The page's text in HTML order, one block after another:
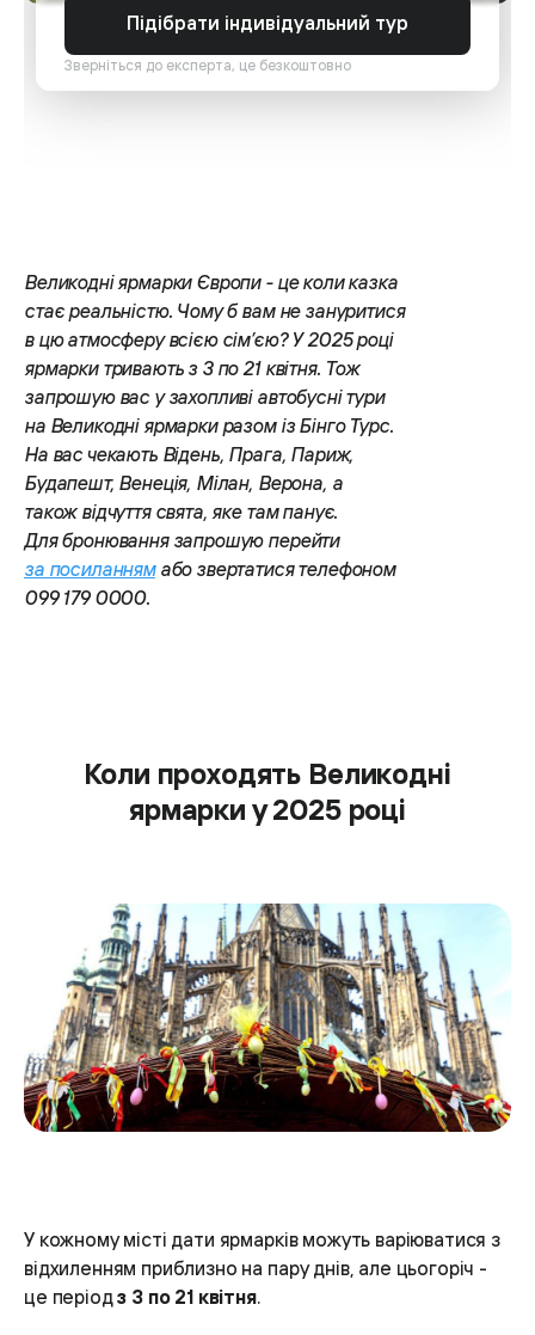
Підібрати індивідуальний тур
Зверніться до експерта, це безкоштовно
Великодні ярмарки Європи - це коли казка
стає реальністю. Чому б вам не зануритися
в цю атмосферу всією сім’єю? У 2025 році
ярмарки тривають з 3 по 21 квітня. Тож
запрошую вас у захопливі автобусні тури
на Великодні ярмарки разом із Бінго Турс.
На вас чекають Відень, Прага, Париж,
Будапешт, Венеція, Мілан, Верона, а
також відчуття свята, яке там панує.
Для бронювання запрошую перейти
за посиланнямабо звертатися телефоном
099 179 0000.
Коли проходять Великодні
ярмарки у 2025 році
У кожному місті дати ярмарків можуть варіюватися з
відхиленням приблизно на пару днів, але цьогоріч -
це періодз 3 по 21 квітня.